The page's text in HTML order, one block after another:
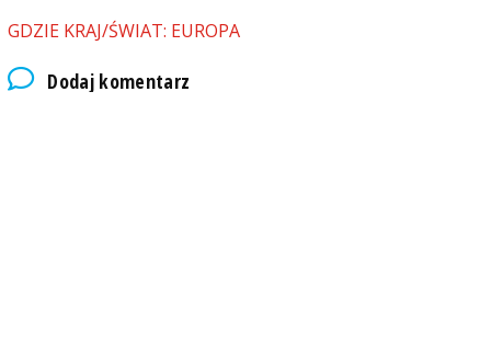
GDZIE KRAJ/ŚWIAT: EUROPA
Dodaj komentarz